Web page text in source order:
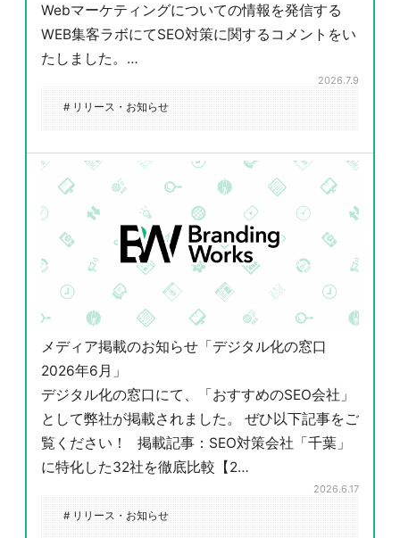
Webマーケティングについての情報を発信する
WEB集客ラボにてSEO対策に関するコメントをい
たしました。…
2026.7.9
# リリース・お知らせ
メディア掲載のお知らせ「デジタル化の窓口
2026年6月」
デジタル化の窓口にて、「おすすめのSEO会社」
として弊社が掲載されました。 ぜひ以下記事をご
覧ください！ 掲載記事：SEO対策会社「千葉」
に特化した32社を徹底比較【2…
2026.6.17
# リリース・お知らせ